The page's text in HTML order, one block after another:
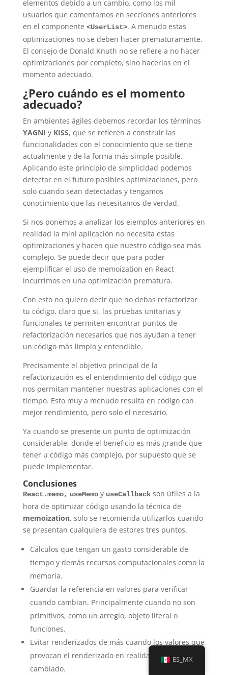
elementos debido a un cambio, como los mil
usuarios que comentamos en secciones anteriores
en el componente <UserList>. A menudo estas
optimizaciones no se deben hacer prematuramente.
El consejo de Donald Knuth no se refiere a no hacer
optimizaciones por completo, sino hacerlas en el
momento adecuado.
¿Pero cuándo es el momento
adecuado?
En ambientes ágiles debemos recordar los términos
YAGNI y KISS, que se refieren a construir las
funcionalidades con el conocimiento que se tiene
actualmente y de la forma más simple posible.
Aplicando este principio de simplicidad podemos
detectar en el futuro posibles optimizaciones, pero
solo cuando sean detectadas y tengamos
conocimiento que las necesitamos de verdad.
Si nos ponemos a analizar los ejemplos anteriores en
realidad la mini aplicación no necesita estas
optimizaciones y hacen que nuestro código sea más
complejo. Se puede decir que para poder
ejemplificar el uso de memoization en React
incurrimos en una optimización prematura.
Con esto no quiero decir que no debas refactorizar
tu código, claro que si, las pruebas unitarias y
funcionales te permiten encontrar puntos de
refactorización necesarios que nos ayudan a tener
un código más limpio y entendible.
Precisamente el objetivo principal de la
refactorización es el entendimiento del código que
nos permitan mantener nuestras aplicaciones con el
tiempo. Esto muy a menudo resulta en código con
mejor rendimiento, pero solo el necesario.
Ya cuando se presente un punto de optimización
considerable, donde el beneficio es más grande que
tener u código más complejo, por supuesto que se
puede implementar.
Conclusiones
React.memo, useMemoy useCallbackson útiles a la
hora de optimizar código usando la técnica de
memoization, solo se recomienda utilizarlos cuando
se presentan cualquiera de estores tres puntos.
Cálculos que tengan un gasto considerable de
tiempo y demás recursos computacionales como la
memoria.
Guardar la referencia en valores para verificar
cuando cambian. Principalmente cuando no son
primitivos, como un arreglo, objeto literal o
funciones.
Evitar renderizados de más cuando los valores que
provocan el renderizado en realidad no han
cambiado.
ES_MX